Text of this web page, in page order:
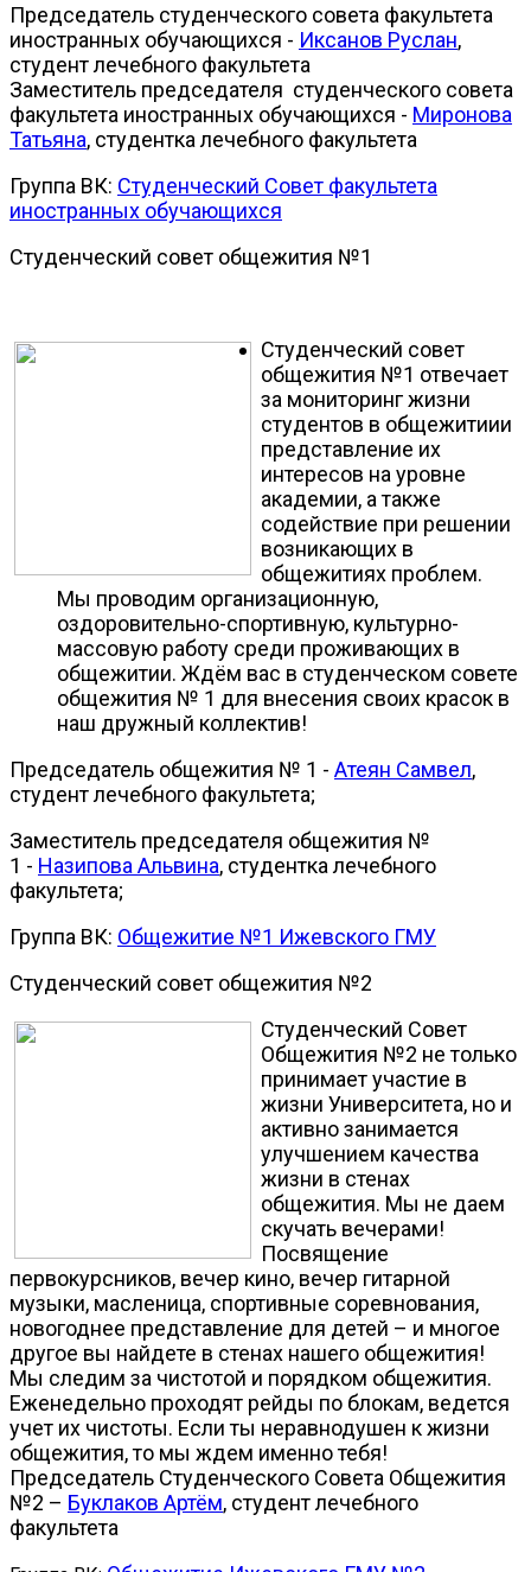
Председатель студенческого совета факультета
иностранных обучающихся - Иксанов Руслан,
студент лечебного факультета
Заместитель председателя студенческого совета
факультета иностранных обучающихся - Миронова
Татьяна, студентка лечебного факультета
Группа ВК: Студенческий Совет факультета
иностранных обучающихся
Студенческий совет общежития №1
Студенческий совет
общежития №1 отвечает
за мониторинг жизни
студентов в общежитиии
представление их
интересов на уровне
академии, а также
содействие при решении
возникающих в
общежитиях проблем.
Мы проводим организационную,
оздоровительно-спортивную, культурно-
массовую работу среди проживающих в
общежитии. Ждём вас в студенческом совете
общежития № 1 для внесения своих красок в
наш дружный коллектив!
Председатель общежития № 1 - Атеян Самвел,
студент лечебного факультета;
Заместитель председателя общежития №
1 - Назипова Альвина, студентка лечебного
факультета;
Группа ВК: Общежитие №1 Ижевского ГМУ
Студенческий совет общежития №2
Студенческий Совет
Общежития №2 не только
принимает участие в
жизни Университета, но и
активно занимается
улучшением качества
жизни в стенах
общежития. Мы не даем
скучать вечерами!
Посвящение
первокурсников, вечер кино, вечер гитарной
музыки, масленица, спортивные соревнования,
новогоднее представление для детей – и многое
другое вы найдете в стенах нашего общежития!
Мы следим за чистотой и порядком общежития.
Еженедельно проходят рейды по блокам, ведется
учет их чистоты. Если ты неравнодушен к жизни
общежития, то мы ждем именно тебя!
Председатель Студенческого Совета Общежития
№2 – Буклаков Артём, студент лечебного
факультета